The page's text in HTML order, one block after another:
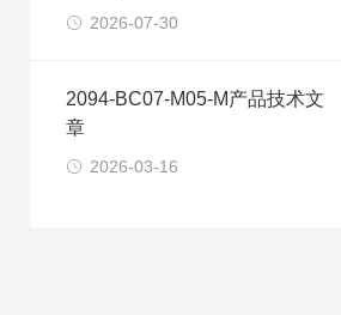
2026-07-30
2094-BC07-M05-M产品技术文
章
2026-03-16